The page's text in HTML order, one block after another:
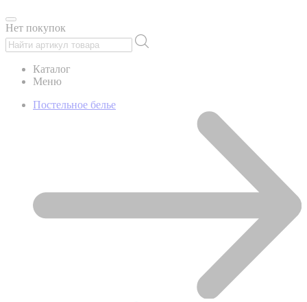
Нет покупок
Каталог
Меню
Постельное белье